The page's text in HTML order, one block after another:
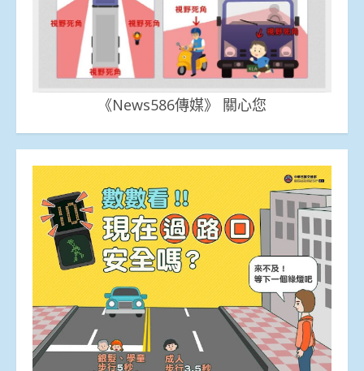
《News586傳媒》 關心您